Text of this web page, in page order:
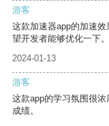
游客
这款加速器app的加速
望开发者能够优化一下。
2024-01-13
游客
这款app的学习氛围很
成绩。